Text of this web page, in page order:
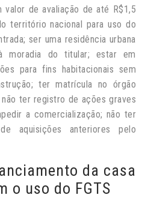
valor de avaliação de até R$1,5
território nacional para uso do
ser uma residência urbana
moradia do titular; estar em
para fins habitacionais sem
ter matrícula no órgão
ter registro de ações graves
a comercialização; não ter
aquisições anteriores pelo
da casa
o uso do FGTS